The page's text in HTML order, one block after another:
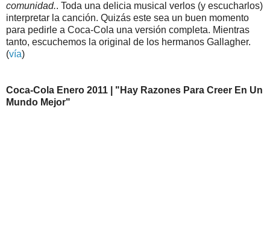
comunidad.. Toda una delicia musical verlos (y escucharlos)
interpretar la canción. Quizás este sea un buen momento
para pedirle a Coca-Cola una versión completa. Mientras
tanto, escuchemos la original de los hermanos Gallagher.
(vía)
Coca-Cola Enero 2011 | "Hay Razones Para Creer En Un
Mundo Mejor"